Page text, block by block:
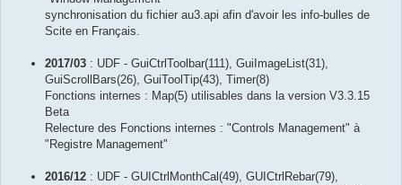
synchronisation du fichier au3.api afin d'avoir les info-bulles de
Scite en Français.
2017/03 : UDF - GuiCtrlToolbar(111), GuiImageList(31),
GuiScrollBars(26), GuiToolTip(43), Timer(8)
Fonctions internes : Map(5) utilisables dans la version V3.3.15
Beta
Relecture des Fonctions internes : "Controls Management" à
"Registre Management"
2016/12 : UDF - GUICtrlMonthCal(49), GUICtrlRebar(79),